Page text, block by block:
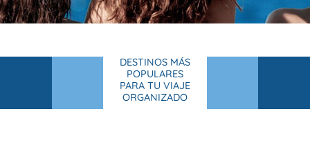
DESTINOS MÁS
POPULARES
PARA TU VIAJE
ORGANIZADO